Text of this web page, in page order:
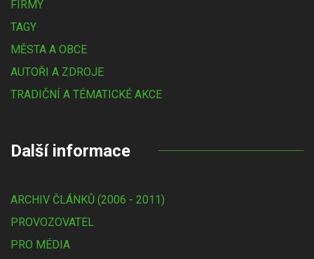
FIRMY
TAGY
MĚSTA A OBCE
AUTOŘI A ZDROJE
TRADIČNÍ A TÉMATICKÉ AKCE
Další informace
ARCHIV ČLÁNKŮ (2006 - 2011)
PROVOZOVATEL
PRO MÉDIA